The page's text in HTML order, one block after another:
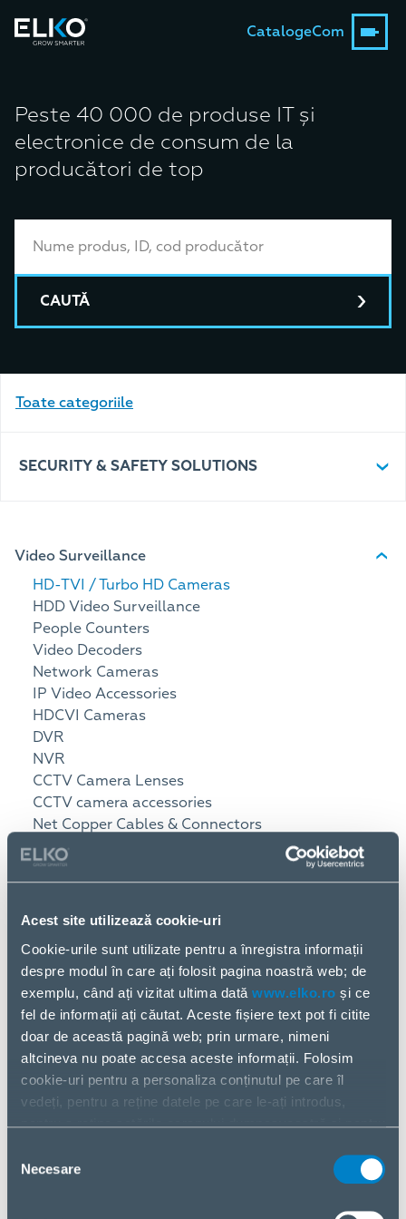
Acest site utilizează cookie-uri
Cookie-urile sunt utilizate pentru a înregistra informații
despre modul în care ați folosit pagina noastră web; de
exemplu, când ați vizitat ultima dată www.elko.ro și ce
fel de informații ați căutat. Aceste fișiere text pot fi citite
doar de această pagină web; prin urmare, nimeni
altcineva nu poate accesa aceste informații. Folosim
cookie-uri pentru a personaliza conținutul pe care îl
vedeți, pentru a reține datele pe care le-ați introdus,
pentru a reține setările ecranului dumneavoastră și pentru
Partajăm informații despre modul în care utilizați pagina
publicitate și analiză. Dacă sunteți de acord cu acestea,
consimțământului
Necesare
CatalogeCom
Peste 40 000 de produse IT și
electronice de consum de la
producători de top
CAUTĂ
Toate categoriile
SECURITY & SAFETY SOLUTIONS
Video Surveillance
HD-TVI / Turbo HD Cameras
HDD Video Surveillance
People Counters
Video Decoders
Network Cameras
IP Video Accessories
HDCVI Cameras
DVR
NVR
CCTV Camera Lenses
CCTV camera accessories
Net Copper Cables & Connectors
Video Surveillance Software
Extended Warranty
Network Cameras
Access Control Systems
Door Entry Systems
Fire Alarm Systems
Intruder Alarm Systems
CAMERA HD-TVI 720P IR
HIKVISION
DS-2CE16C2T-